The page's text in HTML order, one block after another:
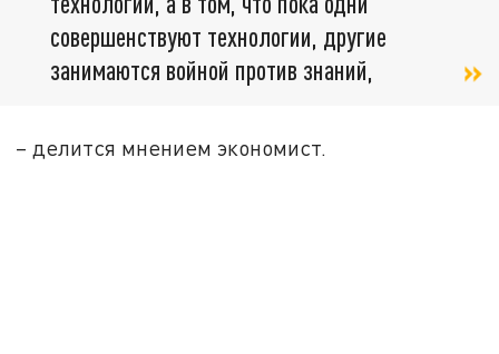
совершенствуют технологии, другие
занимаются войной против знаний,
– делится мнением экономист.